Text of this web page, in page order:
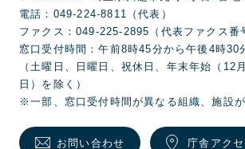
電話：049-224-8811（代表）
ファクス：049-225-2895（代表ファクス番
窓口受付時間：午前8時45分から午後4時30
（土曜日、日曜日、祝休日、年末年始（12
日）を除く）
※一部、窓口受付時間が異なる組織、施設が
お問い合わせ 庁舎アクセ